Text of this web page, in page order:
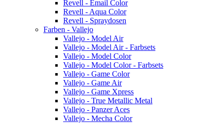
Revell - Email Color
Revell - Aqua Color
Revell - Spraydosen
Farben - Vallejo
Vallejo - Model Air
Vallejo - Model Air - Farbsets
Vallejo - Model Color
Vallejo - Model Color - Farbsets
Vallejo - Game Color
Vallejo - Game Air
Vallejo - Game Xpress
Vallejo - True Metallic Metal
Vallejo - Panzer Aces
Vallejo - Mecha Color